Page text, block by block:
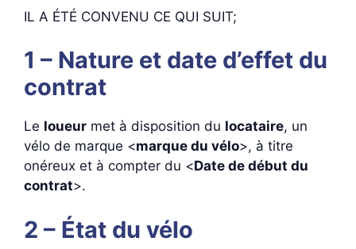
IL A ÉTÉ CONVENU CE QUI SUIT;
1 – Nature et date d’effet du
contrat
Le loueur met à disposition du locataire, un
vélo de marque <marque du vélo>, à titre
onéreux et à compter du <Date de début du
contrat>.
2 – État du vélo